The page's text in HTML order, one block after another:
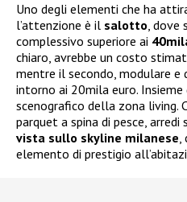
Uno degli elementi che ha
l’attenzione è il salotto, dove
complessivo superiore ai
chiaro, avrebbe un costo
mentre il secondo, modulare e
intorno ai 20mila euro.
scenografico della zona living.
parquet a spina di pesce, arredi
vista sullo skyline milanese,
elemento di prestigio